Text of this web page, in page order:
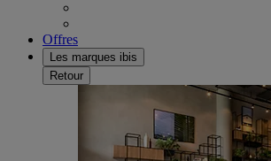
Offres
Les marques ibis
Retour